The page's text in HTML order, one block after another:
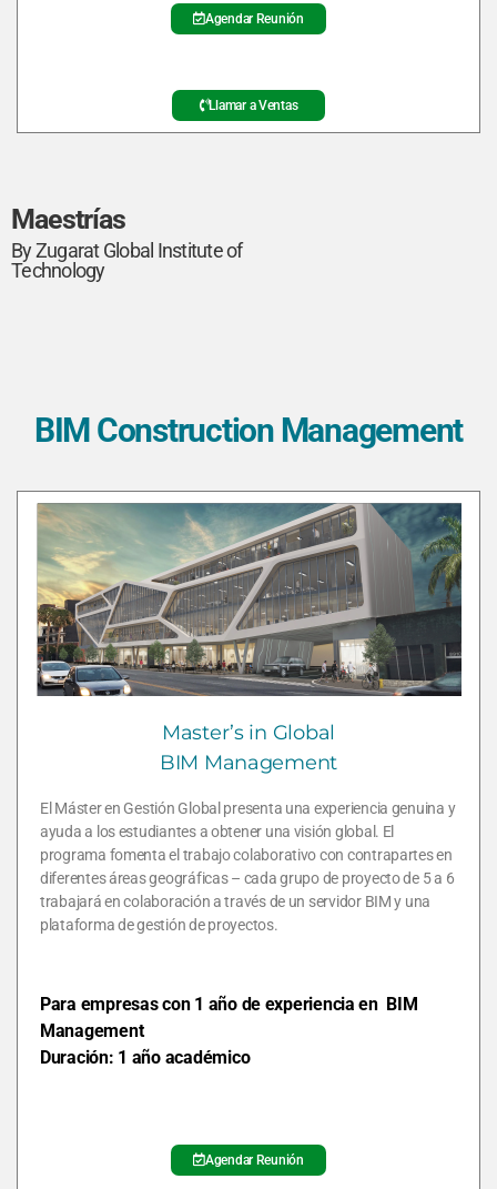
Agendar Reunión
Llamar a Ventas
Maestrías
By Zugarat Global Institute of
Technology
BIM Construction Management
Master’s in Global
BIM Management
El Máster en Gestión Global presenta una experiencia genuina y
ayuda a los estudiantes a obtener una visión global. El
programa fomenta el trabajo colaborativo con contrapartes en
diferentes áreas geográficas – cada grupo de proyecto de 5 a 6
trabajará en colaboración a través de un servidor BIM y una
plataforma de gestión de proyectos.
Para empresas con 1 año de experiencia en BIM
Management
Duración: 1 año académico
Agendar Reunión